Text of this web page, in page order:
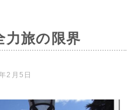
力旅の限界
2月5日